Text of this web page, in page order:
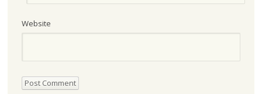
Website